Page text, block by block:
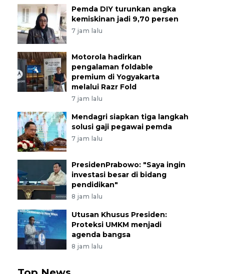
Pemda DIY turunkan angka
kemiskinan jadi 9,70 persen
7 jam lalu
Motorola hadirkan
pengalaman foldable
premium di Yogyakarta
melalui Razr Fold
7 jam lalu
Mendagri siapkan tiga langkah
solusi gaji pegawai pemda
7 jam lalu
PresidenPrabowo: "Saya ingin
investasi besar di bidang
pendidikan"
8 jam lalu
Utusan Khusus Presiden:
Proteksi UMKM menjadi
agenda bangsa
8 jam lalu